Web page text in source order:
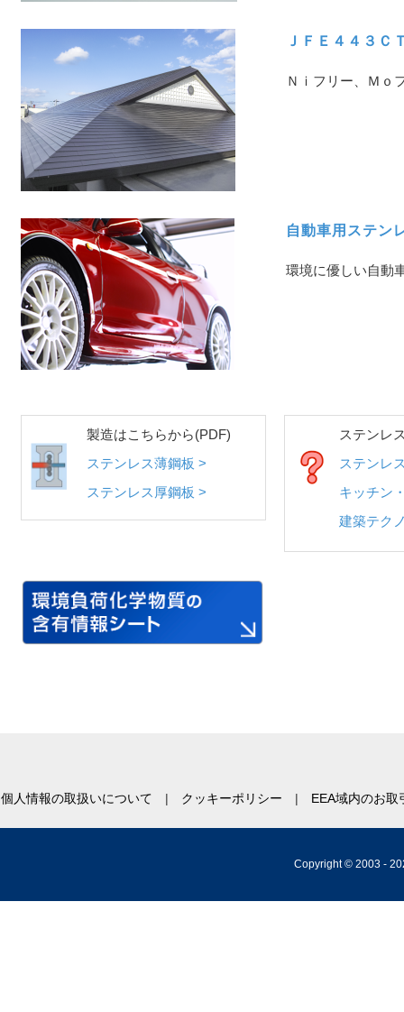
ＪＦＥ４４３
Ｎｉフリー、Ｍｏ
自動車用ステン
環境に優しい自動
製造はこちらから(PDF)
ステンレス薄鋼板 >
ステンレス厚鋼板 >
ステンレ
ステンレ
キッチン
建築テク
個人情報の取扱いについて クッキーポリシー EEA域内のお
Copyright © 2003 -